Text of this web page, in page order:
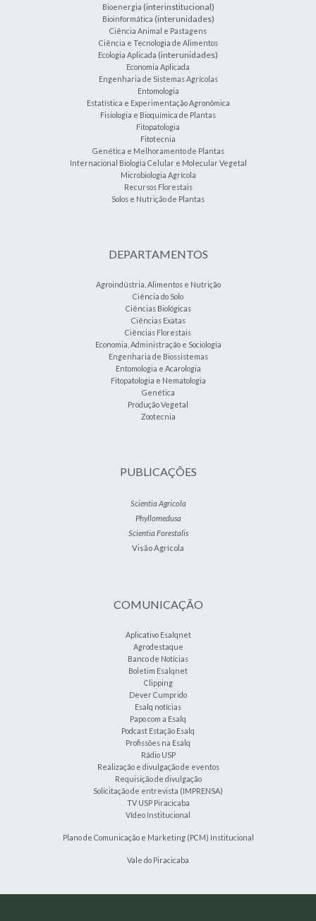
Bioenergia (interinstitucional)
Bioinformática (interunidades)
Ciência Animal e Pastagens
Ciência e Tecnologia de Alimentos
Ecologia Aplicada (interunidades)
Economia Aplicada
Engenharia de Sistemas Agrícolas
Entomologia
Estatística e Experimentação Agronômica
Fisiologia e Bioquímica de Plantas
Fitopatologia
Fitotecnia
Genética e Melhoramento de Plantas
Internacional Biologia Celular e Molecular Vegetal
Microbiologia Agrícola
Recursos Florestais
Solos e Nutrição de Plantas
DEPARTAMENTOS
Agroindústria, Alimentos e Nutrição
Ciência do Solo
Ciências Biológicas
Ciências Exatas
Ciências Florestais
Economia, Administração e Sociologia
Engenharia de Biossistemas
Entomologia e Acarologia
Fitopatologia e Nematologia
Genética
Produção Vegetal
Zootecnia
PUBLICAÇÕES
Scientia Agricola
Phyllomedusa
Scientia Forestalis
Visão Agrícola
COMUNICAÇÃO
Aplicativo Esalqnet
Agrodestaque
Banco de Notícias
Boletim Esalqnet
Clipping
Dever Cumprido
Esalq notícias
Papo com a Esalq
Podcast Estação Esalq
Profissões na Esalq
Rádio USP
Realização e divulgação de eventos
Requisição de divulgação
Solicitação de entrevista (IMPRENSA)
TV USP Piracicaba
Vídeo Institucional
Plano de Comunicação e Marketing (PCM) Institucional
Vale do Piracicaba